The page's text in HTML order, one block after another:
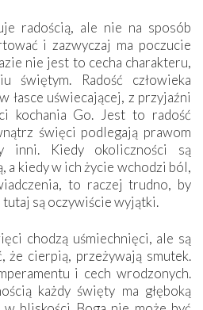
radością, ale nie na sposób
i zazwyczaj ma poczucie
nie jest to cecha charakteru,
świętym. Radość człowieka
łasce uświecającej, z przyjaźni
kochania Go. Jest to radość
święci podlegają prawom
inni. Kiedy okoliczności są
a kiedy w ich życie wchodzi ból,
to raczej trudno, by
są oczywiście wyjątki.
chodzą uśmiechnięci, ale są
że cierpią, przeżywają smutek.
i cech wrodzonych.
każdy święty ma głęboką